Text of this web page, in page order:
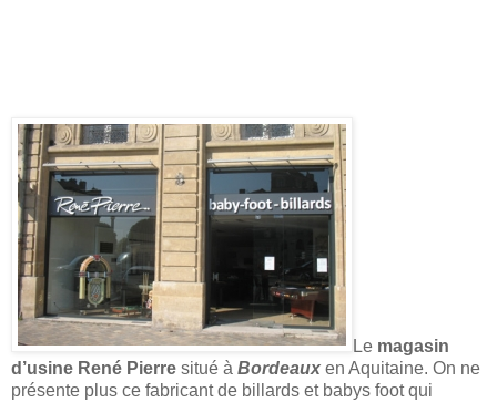
Le magasin
d’usine René Pierre situé à Bordeaux en Aquitaine. On ne
présente plus ce fabricant de billards et babys foot qui